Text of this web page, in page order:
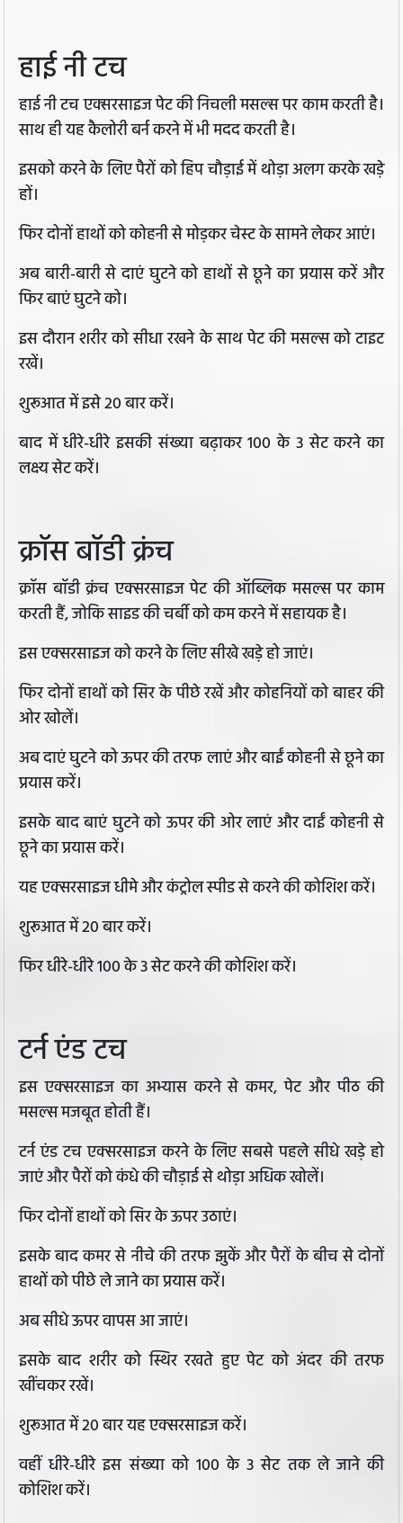
हाई नी टच
हाई नी टच एक्‍सरसाइज पेट की निचली मसल्‍स पर काम करती है।
साथ ही यह कैलोरी बर्न करने में भी मदद करती है।
इसको करने के लिए पैरों को हिप चौड़ाई में थोड़ा अलग करके खड़े
हों।
फिर दोनों हाथों को कोहनी से मोड़कर चेस्ट के सामने लेकर आएं।
अब बारी-बारी से दाएं घुटने को हाथों से छूने का प्रयास करें और
फिर बाएं घुटने को।
इस दौरान शरीर को सीधा रखने के साथ पेट की मसल्स को टाइट
रखें।
शुरूआत में इसे 20 बार करें।
बाद में धीरे-धीरे इसकी संख्या बढ़ाकर 100 के 3 सेट करने का
लक्ष्य सेट करें।
क्रॉस बॉडी क्रंच
क्रॉस बॉडी क्रंच एक्सरसाइज पेट की ऑब्लिक मसल्स पर काम
करती हैं, जोकि साइड की चर्बी को कम करने में सहायक है।
इस एक्सरसाइज को करने के लिए सीखे खड़े हो जाएं।
फिर दोनों हाथों को सिर के पीछे रखें और कोहनियों को बाहर की
ओर खोलें।
अब दाएं घुटने को ऊपर की तरफ लाएं और बाईं कोहनी से छूने का
प्रयास करें।
इसके बाद बाएं घुटने को ऊपर की ओर लाएं और दाईं कोहनी से
छूने का प्रयास करें।
यह एक्सरसाइज धीमे और कंट्रोल स्पीड से करने की कोशिश करें।
शुरूआत में 20 बार करें।
फिर धीरे-धीरे 100 के 3 सेट करने की कोशिश करें।
टर्न एंड टच
इस एक्सरसाइज का अभ्यास करने से कमर, पेट और पीठ की
मसल्स मजबूत होती हैं।
टर्न एंड टच एक्सरसाइज करने के लिए सबसे पहले सीधे खड़े हो
जाएं और पैरों को कंधे की चौड़ाई से थोड़ा अधिक खोलें।
फिर दोनों हाथों को सिर के ऊपर उठाएं।
इसके बाद कमर से नीचे की तरफ झुकें और पैरों के बीच से दोनों
हाथों को पीछे ले जाने का प्रयास करें।
अब सीधे ऊपर वापस आ जाएं।
इसके बाद शरीर को स्थिर रखते हुए पेट को अंदर की तरफ
खींचकर रखें।
शुरूआत में 20 बार यह एक्सरसाइज करें।
वहीं धीरे-धीरे इस संख्या को 100 के 3 सेट तक ले जाने की
कोशिश करें।